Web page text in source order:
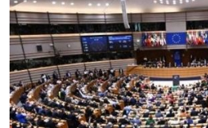
Requiere:
LOGÍSTICA DE
EN MANO
Especificaciones:
cualquiera